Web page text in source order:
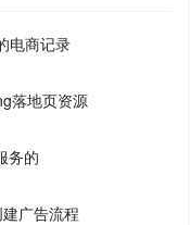
电商记录
落地页资源
务的
广告流程